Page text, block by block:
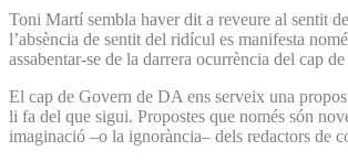
Toni Martí sembla haver dit a reveure al sentit
l’absència de sentit del ridícul es manifesta
assabentar-se de la darrera ocurrència del cap
El cap de Govern de DA ens serveix una
li fa del que sigui. Propostes que només són
imaginació –o la ignorància– dels redactors de